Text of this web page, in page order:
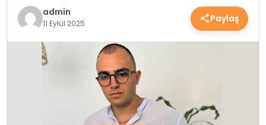
SPOR
TEKNOLOJI
admin
11 Eylül 2025 Paylaş